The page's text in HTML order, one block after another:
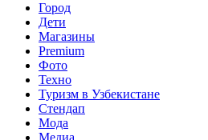
Город
Дети
Магазины
Premium
Фото
Техно
Туризм в Узбекистане
Стендап
Мода
Медиа